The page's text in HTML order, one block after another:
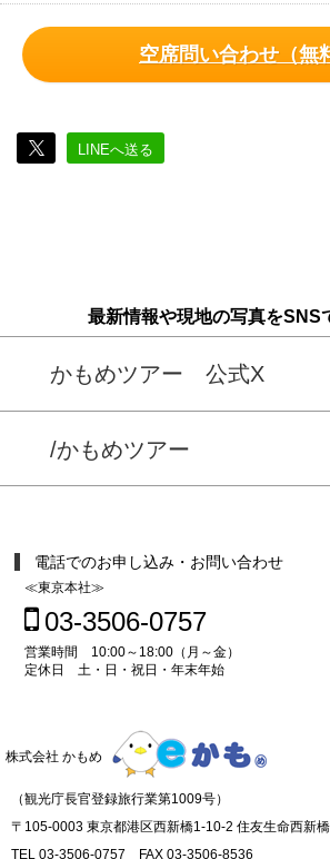
空席問い合わせ（無
LINEへ送る
最新情報や現地の写真をSNS
かもめツアー 公式X
/かもめツアー
電話でのお申し込み・お問い合わせ
≪東京本社≫
03-3506-0757
営業時間 10:00～18:00（月～金）
定休日 土・日・祝日・年末年始
株式会社 かもめ
（観光庁長官登録旅行業第1009号）
〒105-0003 東京都港区西新橋1-10-2 住友生命西新
TEL 03-3506-0757 FAX 03-3506-8536